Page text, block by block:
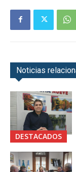
Noticias
DESTACADOS